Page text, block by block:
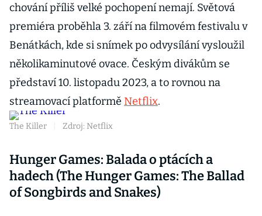
chování příliš velké pochopení nemají. Světová
premiéra proběhla 3. září na filmovém festivalu v
Benátkách, kde si snímek po odvysílání vysloužil
několikaminutové ovace. Českým divákům se
představí 10. listopadu 2023, a to rovnou na
streamovací platformě Netflix.
The Killer Zdroj: Netflix
Hunger Games: Balada o ptácích a
hadech (The Hunger Games: The Ballad
of Songbirds and Snakes)